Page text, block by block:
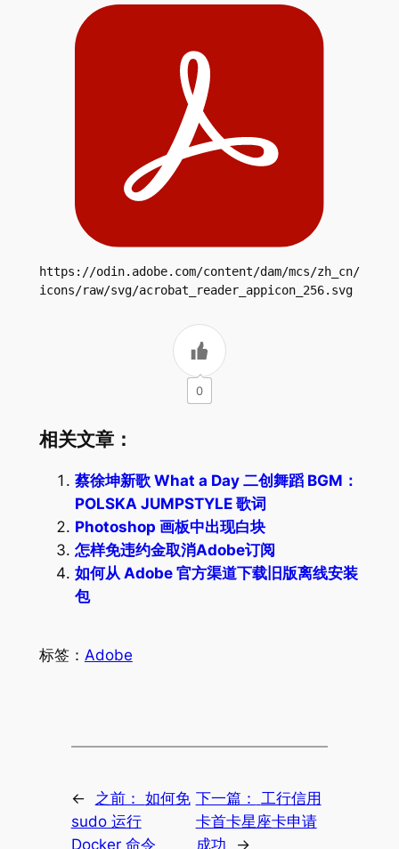
https://odin.adobe.com/content/dam/mcs/zh_cn/
icons/raw/svg/acrobat_reader_appicon_256.svg
0
相关文章：
蔡徐坤新歌 What a Day 二创舞蹈 BGM：
POLSKA JUMPSTYLE 歌词
Photoshop 画板中出现白块
怎样免违约金取消Adobe订阅
如何从 Adobe 官方渠道下载旧版离线安装
包
标签： Adobe
← 之前： 如何免
sudo 运行
Docker 命令
下一篇： 工行信用
卡首卡星座卡申请
成功
→